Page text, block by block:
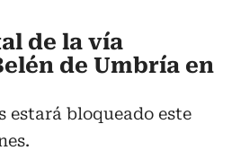
de la vía
de Umbría en
estará bloqueado este